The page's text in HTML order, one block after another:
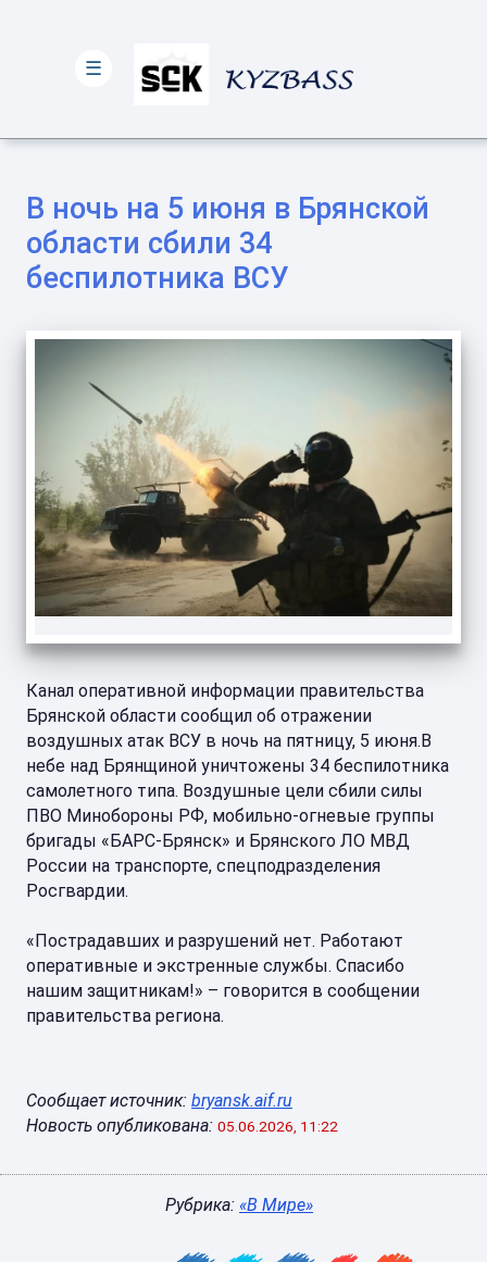
В ночь на 5 июня в Брянской
области сбили 34
беспилотника ВСУ
Канал оперативной информации правительства
Брянской области сообщил об отражении
воздушных атак ВСУ в ночь на пятницу, 5 июня.В
небе над Брянщиной уничтожены 34 беспилотника
самолетного типа. Воздушные цели сбили силы
ПВО Минобороны РФ, мобильно-огневые группы
бригады «БАРС-Брянск» и Брянского ЛО МВД
России на транспорте, спецподразделения
Росгвардии.
«Пострадавших и разрушений нет. Работают
оперативные и экстренные службы. Спасибо
нашим защитникам!» – говорится в сообщении
правительства региона.
Сообщает источник: bryansk.aif.ru
Новость опубликована: 05.06.2026, 11:22
Рубрика: «В Мире»
☰